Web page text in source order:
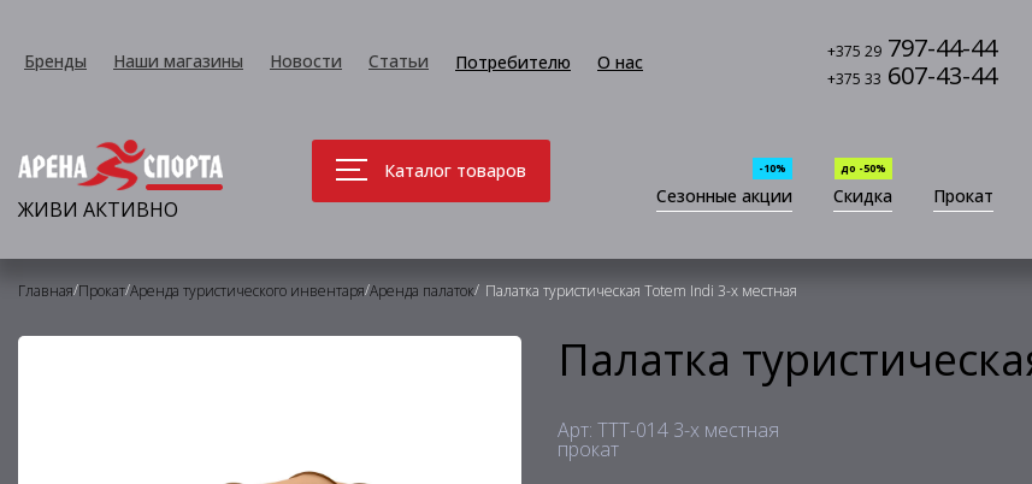
Бренды Наши магазины Новости Статьи Потребителю О нас +375 29 797-44-44
+375 33 607-43-44
ЖИВИ АКТИВНО
Каталог товаров
Сезонные акции
-10%
Скидка
до -50%
Прокат
Главная/Прокат/Аренда туристического инвентаря/Аренда палаток/ Палатка туристическая Totem Indi 3-х местная
Палатка
Арт: TTT-014 3-х местная
прокат